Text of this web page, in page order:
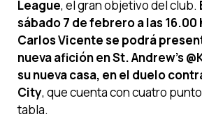
League, el gran objetivo del club.
sábado 7 de febrero a las 16.00
Carlos Vicente se podrá
nueva afición en St. Andrew’s
su nueva casa, en el duelo
City, que cuenta con cuatro
tabla.